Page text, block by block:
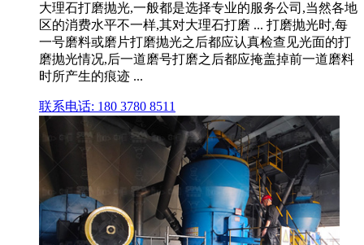
大理石打磨抛光,一般都是选择专业的服务公司,当然各地
区的消费水平不一样,其对大理石打磨 ... 打磨抛光时,每
一号磨料或磨片打磨抛光之后都应认真检查见光面的打
磨抛光情况,后一道磨号打磨之后都应掩盖掉前一道磨料
时所产生的痕迹 ...
联系电话: 180 3780 8511